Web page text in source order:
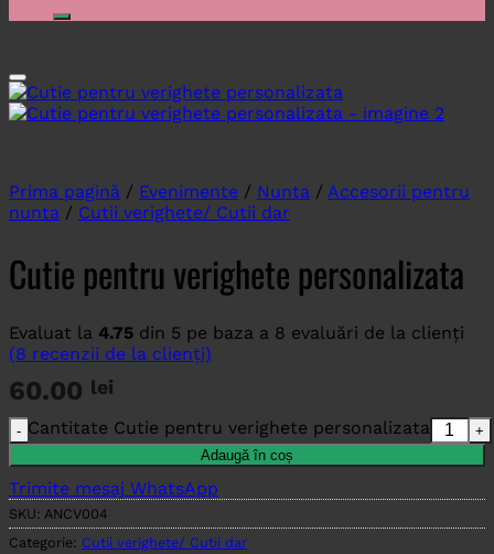
Prima pagină / Evenimente / Nunta / Accesorii pentru
nunta / Cutii verighete/ Cutii dar
Cutie pentru verighete personalizata
Evaluat la 4.75 din 5 pe baza a 8 evaluări de la clienți
(8 recenzii de la clienți)
60.00 lei
Cantitate Cutie pentru verighete personalizata
Adaugă în coș
Trimite mesaj WhatsApp
SKU: ANCV004
Categorie: Cutii verighete/ Cutii dar